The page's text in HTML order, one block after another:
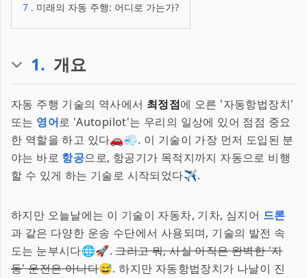
7 . 미래의 자동 주행: 어디로 가는가?
1. 개요
자동 주행 기술의 역사에서 최정점에 오른 '자동항법장치'
또는 영어로 'Autopilot'는 우리의 일상에 있어 점점 중요
한 역할을 하고 있다🚗💨. 이 기술이 가장 먼저 도입된 분
야는 바로 항공으로, 항공기가 목적지까지 자동으로 비행
할 수 있게 하는 기술로 시작되었다✈️.
하지만 오늘날에는 이 기술이 자동차, 기차, 심지어 드론
과 같은 다양한 운송 수단에서 사용되며, 기술의 발전 속
도는 눈부시다🌐🚀.그리고 뭐, 사실 아직은 완벽한 '자
동' 운전은 아니다😅. 하지만 자동항법장치가 나날이 진